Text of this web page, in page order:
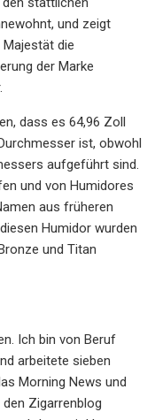
und zeigt
die
der Marke
dass es 64,96 Zoll
ist, obwohl
aufgeführt sind.
und von Humidores
aus früheren
Humidor wurden
und Titan
Ich bin von Beruf
arbeitete sieben
Morning News und
Zigarrenblog